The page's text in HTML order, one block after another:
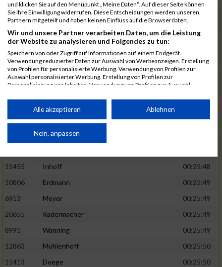
5888 Regneri
00:25:41
8971
Bien
00:25:42
1582
Funken
00:25:42
12220
Cosma
9678
Exner
00:25:43
11817
Schmaul-Klaibee
00:25:45
9610
Linß
00:25:47
Wehmeier
15455
Inhoff
00:25:48
10806
Erdmann
00:25:49
6913
Meyer
00:25:49
20655
Radermacher
00:25:49
8991
Wanning
00:25:49
12863
Mühlenhoff
00:25:50
15413
Doege
00:25:50
und klicken Sie auf den Menüpunkt „Meine Daten“. Auf dieser Seite können
Sie Ihre Einwilligung widerrufen. Diese Entscheidungen werden unseren
Partnern mitgeteilt und haben keinen Einfluss auf die Browserdaten.
Wir und unsere Partner verarbeiten Daten, um die Leistung
der Website zu analysieren und Folgendes zu tun:
Speichern von oder Zugriff auf Informationen auf einem Endgerät.
Verwendung reduzierter Daten zur Auswahl von Werbeanzeigen. Erstellung
von Profilen für personalisierte Werbung. Verwendung von Profilen zur
Auswahl personalisierter Werbung. Erstellung von Profilen zur
Personalisierung von Inhalten. Verwendung von Profilen zur Auswahl
Performance von Inhalten. Analyse von Zielgruppen durch Statistiken oder
Kombinationen von Daten aus verschiedenen Quellen. Entwicklung und
von Inhalten.
Daten können außerhalb der Europäischen Union weitergegeben und in die
Wir nutzen Ihre Daten für folgende Zwecke:
auf einem Endgerät
von Werbeanzeigen
Alle akzeptieren Ablehnen
Nein, anpassen